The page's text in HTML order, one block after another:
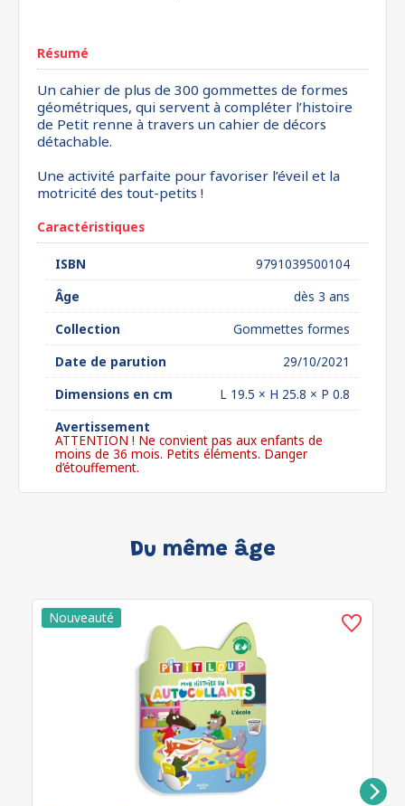
Résumé
Un cahier de plus de 300 gommettes de formes
géométriques, qui servent à compléter l’histoire
de Petit renne à travers un cahier de décors
détachable.
Une activité parfaite pour favoriser l’éveil et la
motricité des tout-petits !
Caractéristiques
ISBN
9791039500104
Âge
dès 3 ans
Collection
Gommettes formes
Date de parution
29/10/2021
Dimensions en cm
L 19.5 × H 25.8 × P 0.8
Avertissement
ATTENTION ! Ne convient pas aux enfants de
moins de 36 mois. Petits éléments. Danger
d’étouffement.
Du même âge